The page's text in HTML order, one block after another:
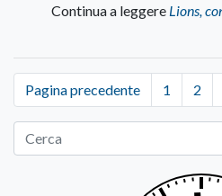
Continua a leggere Lions,
Pagina precedente 1 2